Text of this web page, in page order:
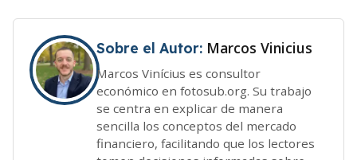
Sobre el Autor: Marcos Vinicius
Marcos Vinícius es consultor
económico en fotosub.org. Su trabajo
se centra en explicar de manera
sencilla los conceptos del mercado
financiero, facilitando que los lectores